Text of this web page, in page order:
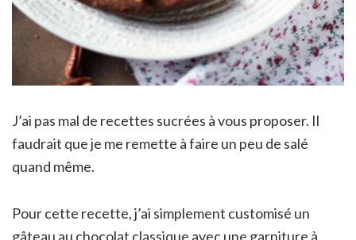
J’ai pas mal de recettes sucrées à vous proposer. Il
faudrait que je me remette à faire un peu de salé
quand même.
Pour cette recette, j’ai simplement customisé un
gâteau au chocolat classique avec une garniture à